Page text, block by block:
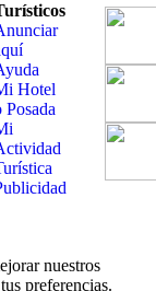
Hotel
Posada
nuestros
preferencias.